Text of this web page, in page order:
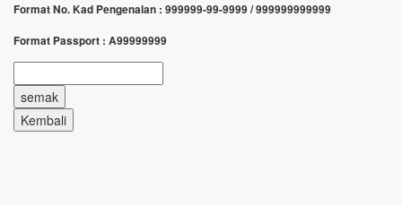
Format No. Kad Pengenalan : 999999-99-9999 / 999999999999
Format Passport : A99999999